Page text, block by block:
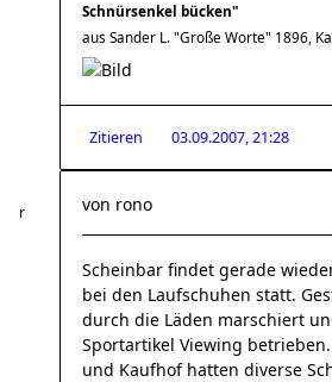
Schnürsenkel bücken"
aus Sander L. "Große Worte" 1896,
Zitieren 03.09.2007, 21:28
von rono
Scheinbar findet gerade
bei den Laufschuhen statt.
durch die Läden marschiert
Sportartikel Viewing betrieben.
und Kaufhof hatten diverse